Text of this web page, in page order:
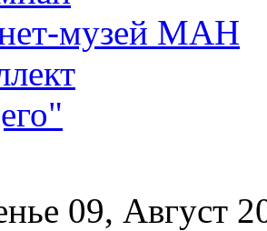
музей МАН
09, Август